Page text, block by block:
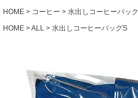
HOME
コーヒー 水出しコーヒーパック
HOME
ALL 水出しコーヒーバッグS